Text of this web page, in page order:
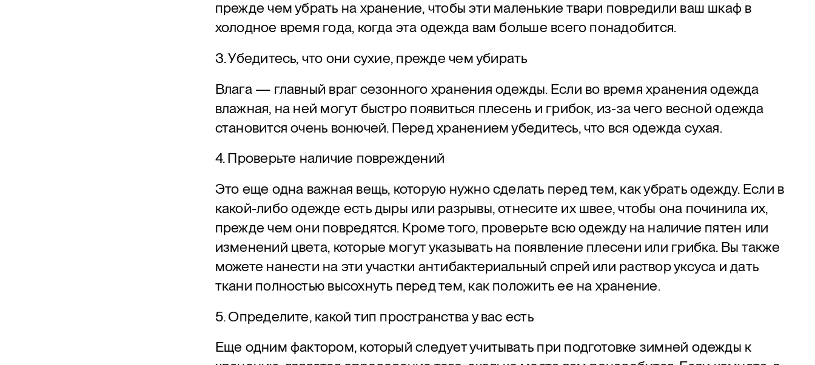
прежде чем убрать на хранение, чтобы эти маленькие твари повредили ваш шкаф в
холодное время года, когда эта одежда вам больше всего понадобится.
3. Убедитесь, что они сухие, прежде чем убирать
Влага — главный враг сезонного хранения одежды. Если во время хранения одежда
влажная, на ней могут быстро появиться плесень и грибок, из-за чего весной одежда
становится очень вонючей. Перед хранением убедитесь, что вся одежда сухая.
4. Проверьте наличие повреждений
Это еще одна важная вещь, которую нужно сделать перед тем, как убрать одежду. Если в
какой-либо одежде есть дыры или разрывы, отнесите их швее, чтобы она починила их,
прежде чем они повредятся. Кроме того, проверьте всю одежду на наличие пятен или
изменений цвета, которые могут указывать на появление плесени или грибка. Вы также
можете нанести на эти участки антибактериальный спрей или раствор уксуса и дать
ткани полностью высохнуть перед тем, как положить ее на хранение.
5. Определите, какой тип пространства у вас есть
Еще одним фактором, который следует учитывать при подготовке зимней одежды к